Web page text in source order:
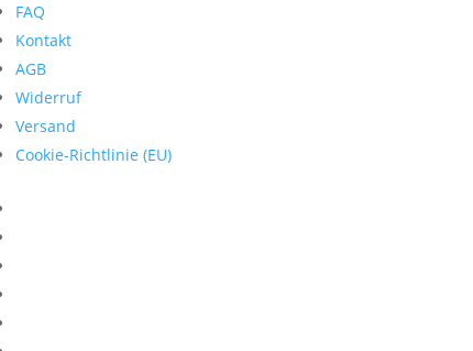
FAQ
Kontakt
AGB
Widerruf
Versand
Cookie-Richtlinie (EU)